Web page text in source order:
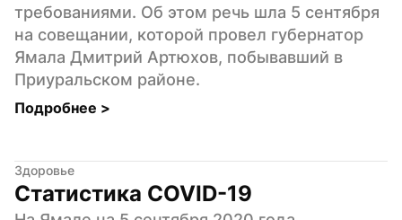
требованиями. Об этом речь шла 5 сентября
на совещании, которой провел губернатор
Ямала Дмитрий Артюхов, побывавший в
Приуральском районе.
Подробнее >
Здоровье
Статистика COVID-19